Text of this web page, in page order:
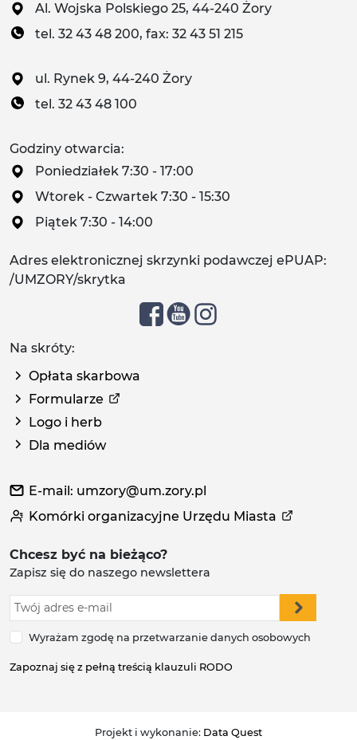
Al. Wojska Polskiego 25, 44-240 Żory
tel. 32 43 48 200, fax: 32 43 51 215
ul. Rynek 9, 44-240 Żory
tel. 32 43 48 100
Godziny otwarcia:
Poniedziałek 7:30 - 17:00
Wtorek - Czwartek 7:30 - 15:30
Piątek 7:30 - 14:00
Adres elektronicznej skrzynki podawczej ePUAP:
/UMZORY/skrytka
Na skróty:
Opłata skarbowa
Formularze
Logo i herb
Dla mediów
E-mail: umzory@um.zory.pl
Komórki organizacyjne Urzędu Miasta
Chcesz być na bieżąco?
Zapisz się do naszego newslettera
Wyrażam zgodę na przetwarzanie danych osobowych
Zapoznaj się z pełną treścią klauzuli RODO
Projekt i wykonanie: Data Quest